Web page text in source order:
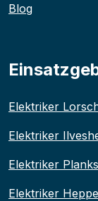
Blog
Elektriker
Elektriker
Elektriker
Elektriker